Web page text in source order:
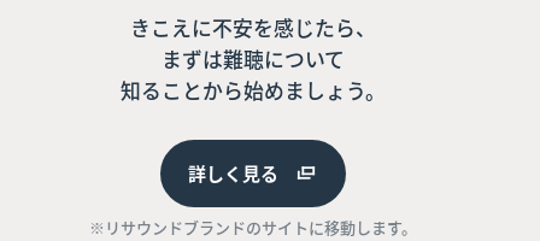
きこえに不安を感じたら、
まずは難聴について
知ることから始めましょう。
詳しく見る
※リサウンドブランドのサイトに移動します。